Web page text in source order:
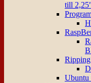
till
Ripping
Ubuntu